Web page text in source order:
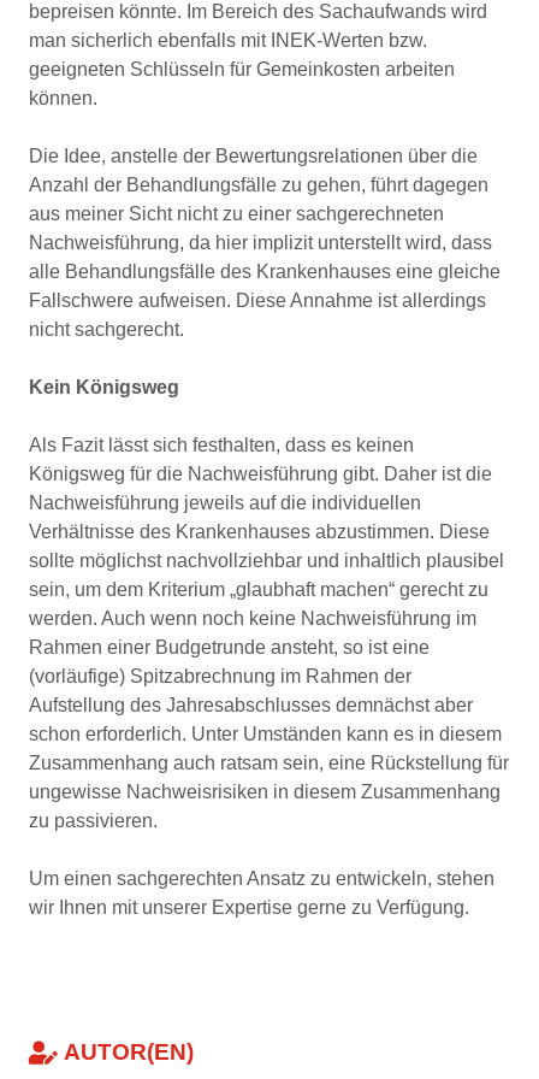
bepreisen könnte. Im Bereich des Sachaufwands wird
man sicherlich ebenfalls mit INEK-Werten bzw.
geeigneten Schlüsseln für Gemeinkosten arbeiten
können.
Die Idee, anstelle der Bewertungsrelationen über die
Anzahl der Behandlungsfälle zu gehen, führt dagegen
aus meiner Sicht nicht zu einer sachgerechneten
Nachweisführung, da hier implizit unterstellt wird, dass
alle Behandlungsfälle des Krankenhauses eine gleiche
Fallschwere aufweisen. Diese Annahme ist allerdings
nicht sachgerecht.
Kein Königsweg
Als Fazit lässt sich festhalten, dass es keinen
Königsweg für die Nachweisführung gibt. Daher ist die
Nachweisführung jeweils auf die individuellen
Verhältnisse des Krankenhauses abzustimmen. Diese
sollte möglichst nachvollziehbar und inhaltlich plausibel
sein, um dem Kriterium „glaubhaft machen“ gerecht zu
werden. Auch wenn noch keine Nachweisführung im
Rahmen einer Budgetrunde ansteht, so ist eine
(vorläufige) Spitzabrechnung im Rahmen der
Aufstellung des Jahresabschlusses demnächst aber
schon erforderlich. Unter Umständen kann es in diesem
Zusammenhang auch ratsam sein, eine Rückstellung für
ungewisse Nachweisrisiken in diesem Zusammenhang
zu passivieren.
Um einen sachgerechten Ansatz zu entwickeln, stehen
wir Ihnen mit unserer Expertise gerne zu Verfügung.
AUTOR(EN)